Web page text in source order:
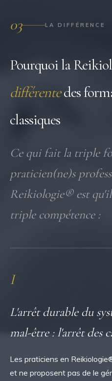
03 LA DIFFÉRENCE
Pourquoi la
différentedes
classiques
Ce qui fait la triple
praticien(ne)s
Reikiologie® est
triple compétence :
I
L'arrêt durable du
mal-être : l'arrêt des
Les praticiens en
et ne proposent pas de le